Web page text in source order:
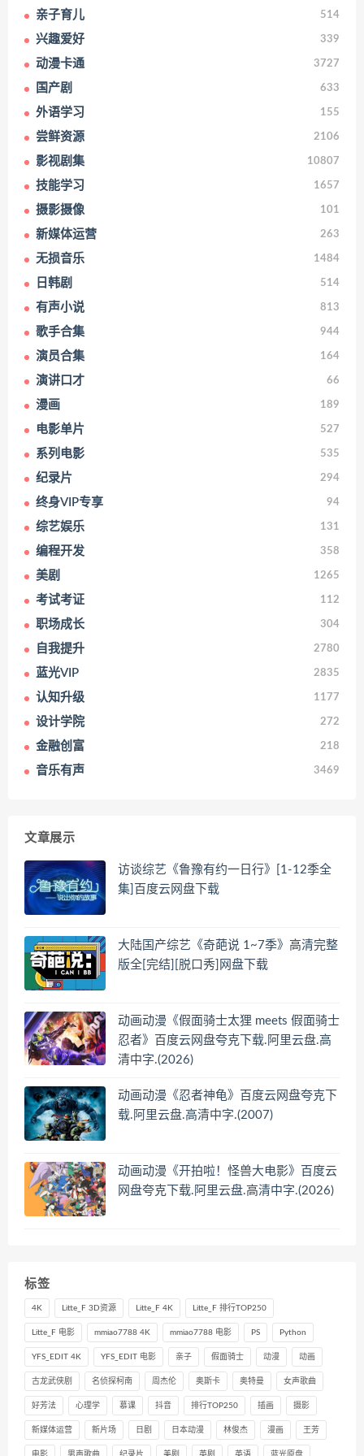
亲子育儿 514
兴趣爱好 339
动漫卡通 3727
国产剧 633
外语学习 155
尝鲜资源 2106
影视剧集 10807
技能学习 1657
摄影摄像 101
新媒体运营 263
无损音乐 1484
日韩剧 514
有声小说 813
歌手合集 944
演员合集 164
演讲口才 66
漫画 189
电影单片 527
系列电影 535
纪录片 294
终身VIP专享 94
综艺娱乐 131
编程开发 358
美剧 1265
考试考证 112
职场成长 304
自我提升 2780
蓝光VIP 2835
认知升级 1177
设计学院 272
金融创富 218
音乐有声 3469
文章展示
访谈综艺《鲁豫有约一日行》[1-12季全
集]百度云网盘下载
大陆国产综艺《奇葩说 1~7季》高清完整
版全[完结][脱口秀]网盘下载
动画动漫《假面骑士太狸 meets 假面骑士
忍者》百度云网盘夸克下载.阿里云盘.高
清中字.(2026)
动画动漫《忍者神龟》百度云网盘夸克下
载.阿里云盘.高清中字.(2007)
动画动漫《开拍啦！怪兽大电影》百度云
网盘夸克下载.阿里云盘.高清中字.(2026)
标签
4K Litte_F 3D资源 Litte_F 4K Litte_F 排行TOP250
Litte_F 电影 mmiao7788 4K mmiao7788 电影 PS Python
YFS_EDIT 4K YFS_EDIT 电影 亲子 假面骑士 动漫 动画
古龙武侠剧 名侦探柯南 周杰伦 奥斯卡 奥特曼 女声歌曲
好芳法 心理学 慕课 抖音 排行TOP250 插画 摄影
新媒体运营 新片场 日剧 日本动漫 林俊杰 漫画 王芳
电影 男声歌曲 纪录片 美剧 英剧 英语 蓝光原盘